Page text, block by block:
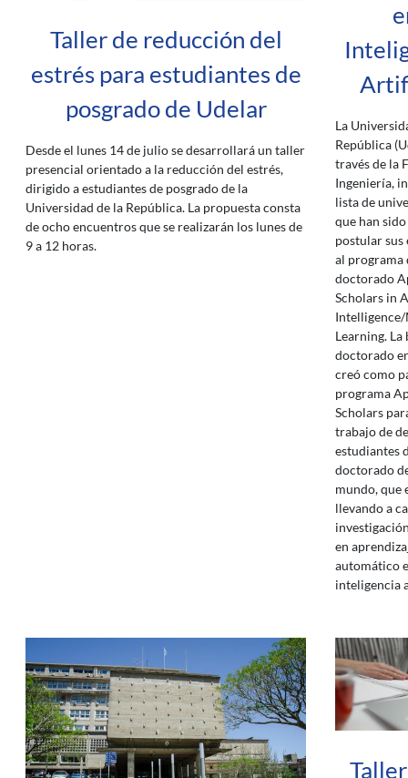
Taller de reducción del
estrés para estudiantes de
posgrado de Udelar
Desde el lunes 14 de julio se desarrollará un taller
presencial orientado a la reducción del estrés,
dirigido a estudiantes de posgrado de la
Universidad de la República. La propuesta consta
de ocho encuentros que se realizarán los lunes de
9 a 12 horas.
La
República
través de la
Ingeniería,
lista de
que han
postular sus
al programa
doctorado
Scholars in
Learning. La
doctorado
creó como
programa
Scholars
trabajo de
estudiantes
doctorado
mundo, que
llevando a
en
automático e
inteligencia